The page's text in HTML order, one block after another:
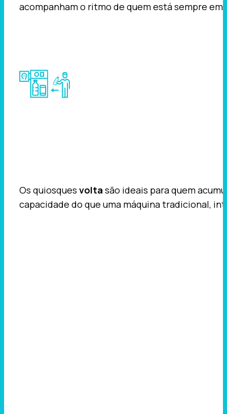
acompanham o ritmo de quem está sempre em
Os quiosques volta são ideais para quem
capacidade do que uma máquina tradicional,